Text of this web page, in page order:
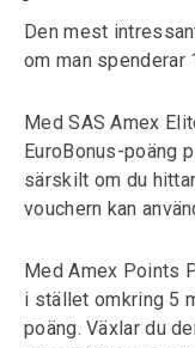
Den mest
om man spenderar
Med SAS Amex
EuroBonus-poäng
särskilt om du
vouchern kan
Med Amex Points
i stället omkring 5
poäng. Växlar du